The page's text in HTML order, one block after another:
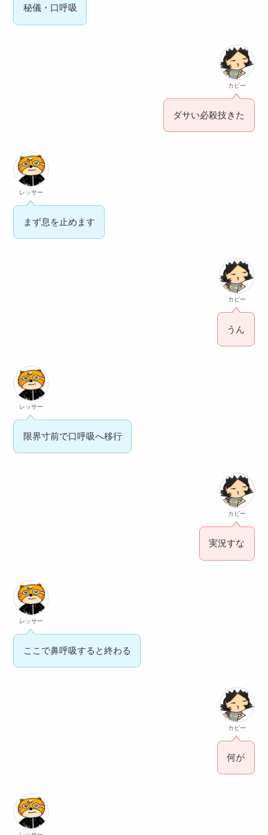
秘儀・口呼吸
カピー
ダサい必殺技きた
レッサー
まず息を止めます
カピー
うん
レッサー
限界寸前で口呼吸へ移行
カピー
実況すな
レッサー
ここで鼻呼吸すると終わる
カピー
何が